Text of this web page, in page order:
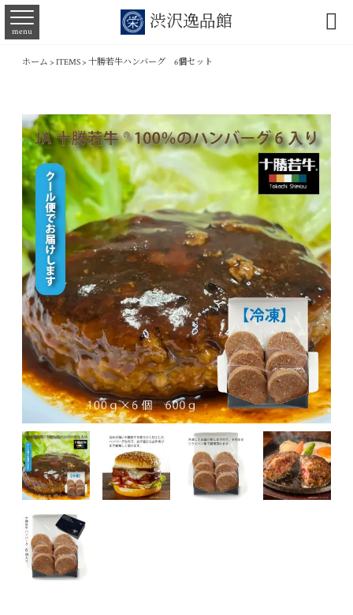
渋沢逸品館
menu 
ホーム > ITEMS> 十勝若牛ハンバーグ 6個セット